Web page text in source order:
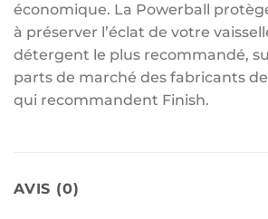
économique. La Powerball
à préserver l’éclat de votre
détergent le plus recommandé,
parts de marché des fabricants
qui recommandent Finish.
AVIS (0)